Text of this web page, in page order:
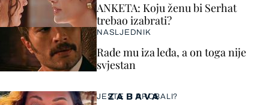
ZABAVA
JESTE LI PROBALI?
ANKETA: Koju ženu bi Serhat
trebao izabrati?
NASLJEDNIK
Rade mu iza leđa, a on toga nije
svjestan